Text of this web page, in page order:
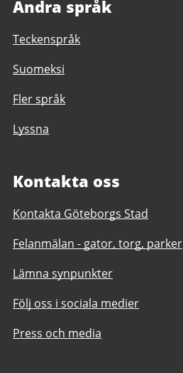
Andra språk
Teckenspråk
Suomeksi
Fler språk
Lyssna
Kontakta oss
Kontakta Göteborgs Stad
Felanmälan - gator, torg, parker
Lämna synpunkter
Följ oss i sociala medier
Press och media